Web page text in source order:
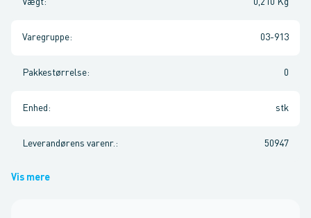
Vægt: 0,210 Kg
Varegruppe: 03-913
Pakkestørrelse: 0
Enhed : stk
Leverandørens varenr. : 50947
Vis mere